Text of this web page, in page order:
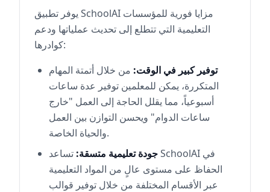
يوفر تطبيق SchoolAI مزايا فورية للمؤسسات
التعليمية التي تتطلع إلى تحديث عملياتها ودعم
كوادرها:
توفير كبير في الوقت: من خلال أتمتة المهام
المتكررة، يمكن للمعلمين توفير عدة ساعات
أسبوعياً، مما يقلل الحاجة إلى العمل "خارج
ساعات الدوام" ويحسن التوازن بين العمل
والحياة الخاصة.
جودة تعليمية متسقة: تساعد SchoolAI في
الحفاظ على مستوى عالٍ من المواد التعليمية
عبر الأقسام المختلفة من خلال توفير قوالب